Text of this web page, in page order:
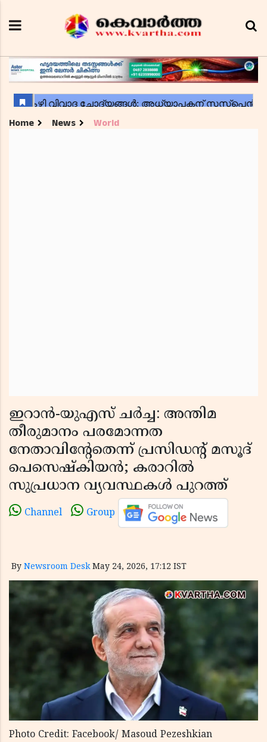
Home News World
ഇറാൻ-യുഎസ് ചർച്ച: അന്തിമ
തീരുമാനം പരമോന്നത
നേതാവിന്റേതെന്ന് പ്രസിഡന്റ് മസൂദ്
പെസെഷ്കിയൻ; കരാറിൽ
സുപ്രധാന വ്യവസ്ഥകൾ പുറത്ത്
Channel Group
By Newsroom Desk May 24, 2026, 17:12 IST
Photo Credit: Facebook/ Masoud Pezeshkian